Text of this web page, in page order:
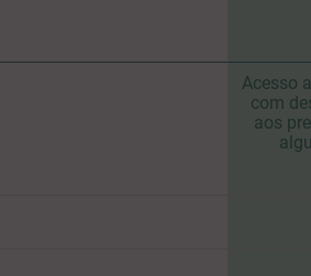
Acesso
com
aos